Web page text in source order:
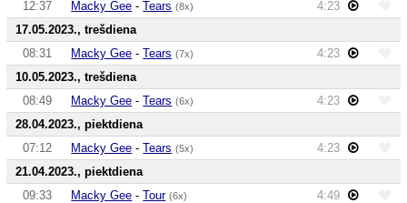
12:37
Macky Gee -Tears (8x)
4:23
17.05.2023., trešdiena
08:31
Macky Gee -Tears (7x)
4:23
10.05.2023., trešdiena
08:49
Macky Gee -Tears (6x)
4:23
28.04.2023., piektdiena
07:12
Macky Gee -Tears (5x)
4:23
21.04.2023., piektdiena
09:33
Macky Gee -Tour (6x)
4:49